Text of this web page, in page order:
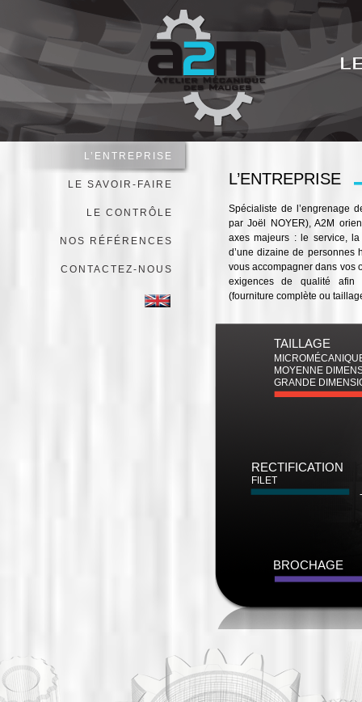
Jump to navigation
L’ENTREPRISE
Spécialiste de l’engrenage
par Joël NOYER), A2M
axes majeurs : le service,
d’une dizaine de personnes
vous accompagner dans vos
exigences de qualité afin
(fourniture complète ou
TAILLAGE
MOYENNE
GRANDE
RECTIFICATION
FILET
BROCHAGE
L’ENTREPRISE
LE SAVOIR-FAIRE
LE CONTRÔLE
NOS RÉFÉRENCES
CONTACTEZ-NOUS